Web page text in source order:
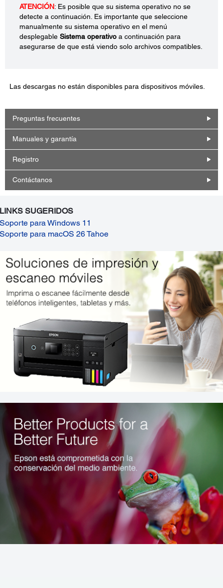
ATENCIÓN: Es posible que su sistema operativo no se
detecte a continuación. Es importante que seleccione
manualmente su sistema operativo en el menú
desplegable Sistema operativo a continuación para
asegurarse de que está viendo solo archivos compatibles.
Las descargas no están disponibles para dispositivos móviles.
Preguntas frecuentes
Manuales y garantía
Registro
Contáctanos
LINKS SUGERIDOS
Soporte para Windows 11
Soporte para macOS 26 Tahoe